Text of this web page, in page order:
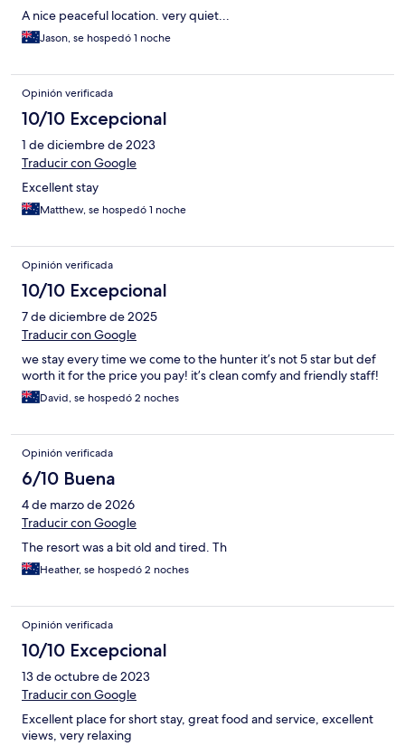
A nice peaceful location. very quiet...
Jason, se hospedó 1 noche
Opinión verificada
10/10 Excepcional
1 de diciembre de 2023
Traducir con Google
Excellent stay
Matthew, se hospedó 1 noche
Opinión verificada
10/10 Excepcional
7 de diciembre de 2025
Traducir con Google
we stay every time we come to the hunter it’s not 5 star but def
worth it for the price you pay! it’s clean comfy and friendly staff!
David, se hospedó 2 noches
Opinión verificada
6/10 Buena
4 de marzo de 2026
Traducir con Google
The resort was a bit old and tired. Th
Heather, se hospedó 2 noches
Opinión verificada
10/10 Excepcional
13 de octubre de 2023
Traducir con Google
Excellent place for short stay, great food and service, excellent
views, very relaxing